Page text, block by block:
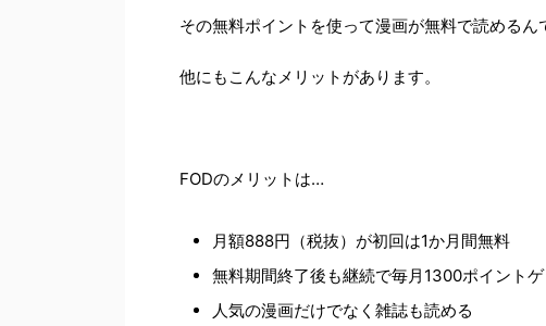
その無料ポイントを使って漫画が無料で読めるん
他にもこんなメリットがあります。
FODのメリットは…
月額888円（税抜）が初回は1か月間無料
無料期間終了後も継続で毎月1300ポイント
人気の漫画だけでなく雑誌も読める